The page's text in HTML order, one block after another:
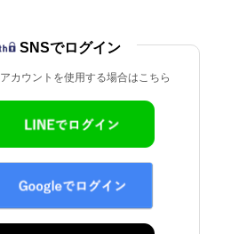
カウントを使用する場合はこちら
SNSでログイン